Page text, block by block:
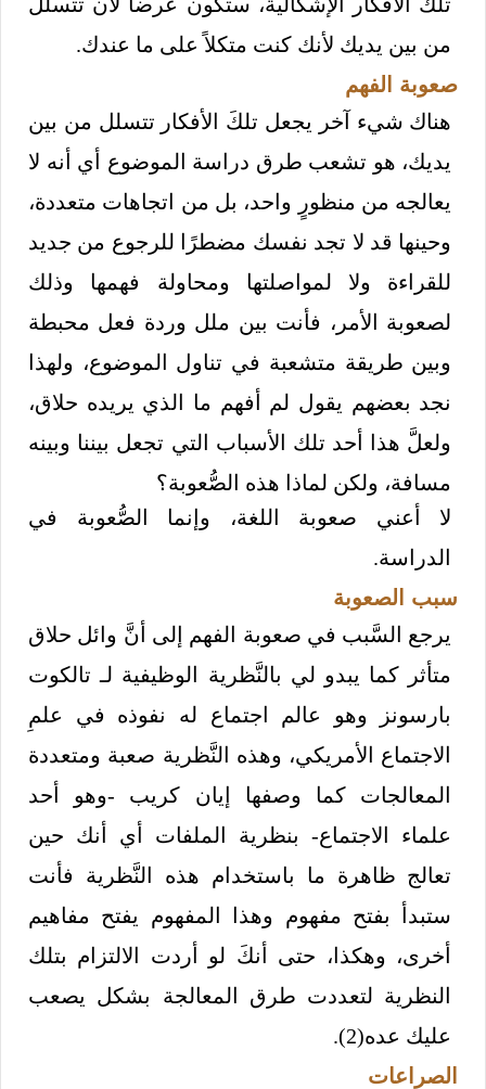
من بين يديك لأنك كنت متكلاً على ما عندك.
صعوبة الفهم
هناك شيء آخر يجعل تلكَ الأفكار تتسلل من بين
يديك، هو تشعب طرق دراسة الموضوع أي أنه لا
يعالجه من منظورٍ واحد، بل من اتجاهات متعددة،
وحينها قد لا تجد نفسك مضطرًا للرجوع من جديد
للقراءة ولا لمواصلتها ومحاولة فهمها وذلك
لصعوبة الأمر، فأنت بين ملل وردة فعل محبطة
وبين طريقة متشعبة في تناول الموضوع، ولهذا
نجد بعضهم يقول لم أفهم ما الذي يريده حلاق،
ولعلَّ هذا أحد تلك الأسباب التي تجعل بيننا وبينه
مسافة، ولكن لماذا هذه الصُّعوبة؟
لا أعني صعوبة اللغة، وإنما الصُّعوبة في
الدراسة.
سبب الصعوبة
يرجع السَّبب في صعوبة الفهم إلى أنَّ وائل حلاق
متأثر كما يبدو لي بالنَّظرية الوظيفية لـ تالكوت
بارسونز وهو عالم اجتماع له نفوذه في علمِ
الاجتماع الأمريكي، وهذه النَّظرية صعبة ومتعددة
المعالجات كما وصفها إيان كريب -وهو أحد
علماء الاجتماع- بنظرية الملفات أي أنك حين
تعالج ظاهرة ما باستخدام هذه النَّظرية فأنت
ستبدأ بفتح مفهوم وهذا المفهوم يفتح مفاهيم
أخرى، وهكذا، حتى أنكَ لو أردت الالتزام بتلك
النظرية لتعددت طرق المعالجة بشكل يصعب
عليك عده(2).
الصراعات